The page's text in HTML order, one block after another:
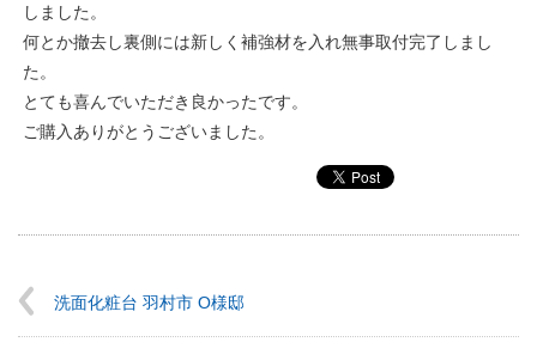
しました。
何とか撤去し裏側には新しく補強材を入れ無事取付完了しまし
た。
とても喜んでいただき良かったです。
ご購入ありがとうございました。
洗面化粧台 羽村市 O様邸